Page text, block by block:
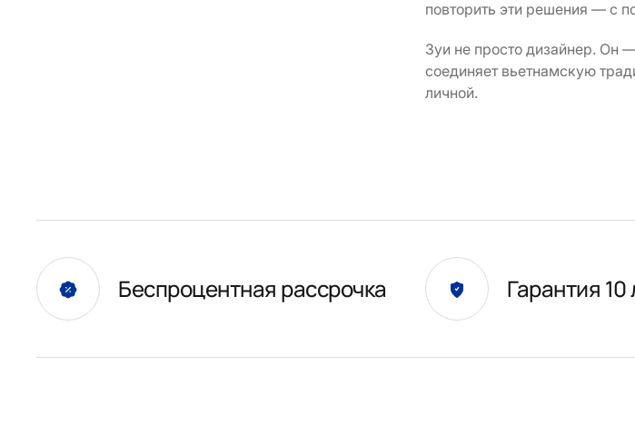
повторить эти решения — с
Зуи не просто дизайнер. Он
соединяет вьетнамскую
личной.
Беспроцентная рассрочка Гарантия 10